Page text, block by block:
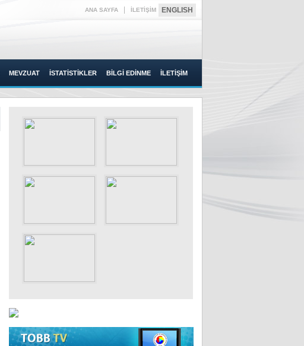
ANA SAYFA İLETİŞİM ENGLISH
MEVZUAT İSTATİSTİKLER BİLGİ EDİNME İLETİŞİM